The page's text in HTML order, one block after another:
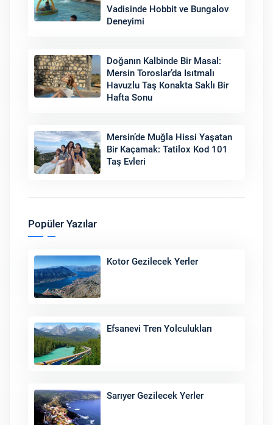
Vadisinde Hobbit ve Bungalov
Deneyimi
Doğanın Kalbinde Bir Masal:
Mersin Toroslar’da Isıtmalı
Havuzlu Taş Konakta Saklı Bir
Hafta Sonu
Mersin’de Muğla Hissi Yaşatan
Bir Kaçamak: Tatilox Kod 101
Taş Evleri
Popüler Yazılar
Kotor Gezilecek Yerler
Efsanevi Tren Yolculukları
Sarıyer Gezilecek Yerler